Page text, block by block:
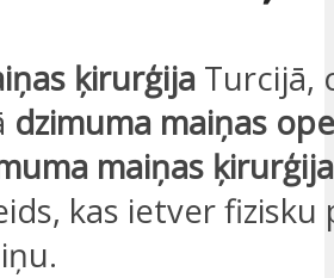
ķirurģija Turcijā,
dzimuma maiņas
maiņas
kas ietver fizisku